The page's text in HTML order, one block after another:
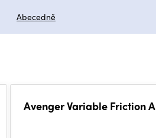
Abecedně
Avenger Variable Friction